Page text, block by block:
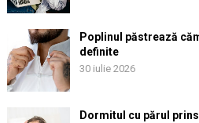
Poplinul păstrează
definite
30 iulie 2026
Dormitul cu părul